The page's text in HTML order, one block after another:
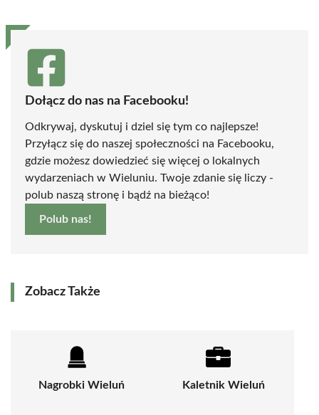
Dołącz do nas na Facebooku!
Odkrywaj, dyskutuj i dziel się tym co najlepsze!
Przyłącz się do naszej społeczności na Facebooku,
gdzie możesz dowiedzieć się więcej o lokalnych
wydarzeniach w Wieluniu. Twoje zdanie się liczy -
polub naszą stronę i bądź na bieżąco!
Polub nas!
Zobacz Także
Nagrobki Wieluń Kaletnik Wieluń